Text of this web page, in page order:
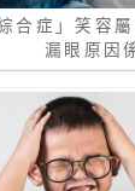
合症」笑容
漏眼原因